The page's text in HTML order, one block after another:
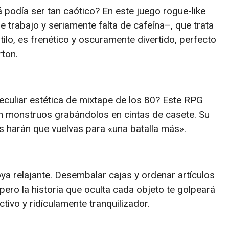
podía ser tan caótico? En este juego rogue-like
trabajo y seriamente falta de cafeína–, que trata
es frenético y oscuramente divertido, perfecto
estética de mixtape de los 80? Este RPG
grabándolos en cintas de casete. Su
que vuelvas para «una batalla más».
relajante. Desembalar cajas y ordenar artículos
la historia que oculta cada objeto te golpeará
y ridículamente tranquilizador.